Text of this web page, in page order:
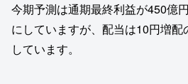
今期予測は通期最終利益が450億
にしていますが、配当は10円増
しています。